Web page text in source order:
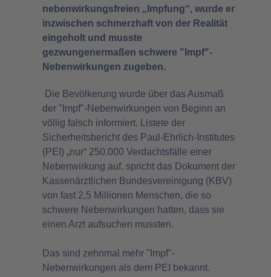
nebenwirkungsfreien „Impfung“, wurde er
inzwischen schmerzhaft von der Realität
eingeholt und musste
gezwungenermaßen schwere "Impf"-
Nebenwirkungen zugeben.
Die Bevölkerung wurde über das Ausmaß
der "Impf"-Nebenwirkungen von Beginn an
völlig falsch informiert. Listete der
Sicherheitsbericht des Paul-Ehrlich-Institutes
(PEI) „nur“ 250.000 Verdachtsfälle einer
Nebenwirkung auf, spricht das Dokument der
Kassenärztlichen Bundesvereinigung (KBV)
von fast 2,5 Millionen Menschen, die so
schwere Nebenwirkungen hatten, dass sie
einen Arzt aufsuchen mussten.
Das sind zehnmal mehr "Impf"-
Nebenwirkungen als dem PEI bekannt.